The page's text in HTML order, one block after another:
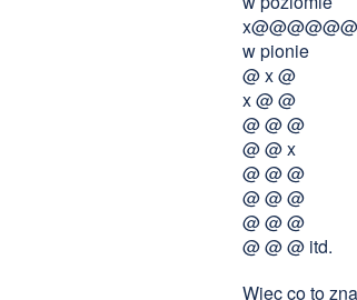
w pionie
@ x @
x @ @
@ @ @
@ @ x
@ @ @
@ @ @
@ @ @
@ @ @ itd.
Wiec co to